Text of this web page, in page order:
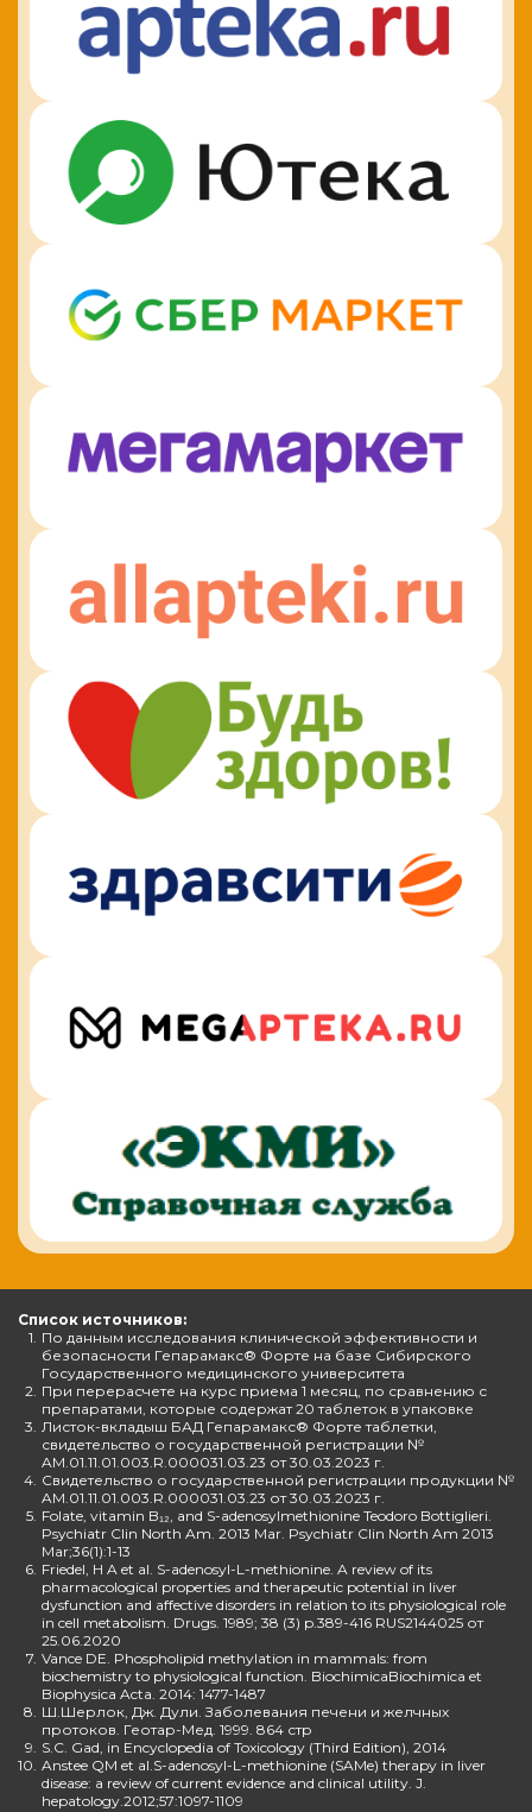
Список источников:
1. По данным исследования клинической эффективности и
безопасности Гепарамакс® Форте на базе Сибирского
Государственного медицинского университета
2. При перерасчете на курс приема 1 месяц, по сравнению с
препаратами, которые содержат 20 таблеток в упаковке
3. Листок-вкладыш БАД Гепарамакс® Форте таблетки,
свидетельство о государственной регистрации №
AM.01.11.01.003.R.000031.03.23 от 30.03.2023 г.
4. Свидетельство о государственной регистрации продукции №
AM.01.11.01.003.R.000031.03.23 от 30.03.2023 г.
5. Folate, vitamin B₁₂, and S-adenosylmethionine Teodoro Bottiglieri.
Psychiatr Clin North Am. 2013 Mar. Psychiatr Clin North Am 2013
Mar;36(1):1-13
6. Friedel, H A et al. S-adenosyl-L-methionine. A review of its
pharmacological properties and therapeutic potential in liver
dysfunction and affective disorders in relation to its physiological role
in cell metabolism. Drugs. 1989; 38 (3) p.389-416 RUS2144025 от
25.06.2020
7. Vance DE. Phospholipid methylation in mammals: from
biochemistry to physiological function. BiochimicaBiochimica et
Biophysica Acta. 2014: 1477-1487
8. Ш.Шерлок, Дж. Дули. Заболевания печени и желчных
протоков. Геотар-Мед. 1999. 864 стр
9. S.C. Gad, in Encyclopedia of Toxicology (Third Edition), 2014
10. Anstee QM et al.S-adenosyl-L-methionine (SAMe) therapy in liver
disease: a review of current evidence and clinical utility. J.
hepatology.2012;57:1097-1109